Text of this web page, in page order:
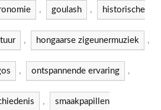
, goulash , historische
, hongaarse zigeunermuziek ,
, ontspannende ervaring ,
, smaakpapillen